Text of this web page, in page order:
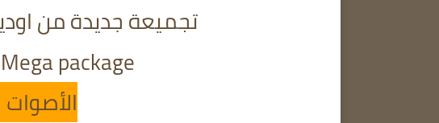
تجميعة جديدة من
package